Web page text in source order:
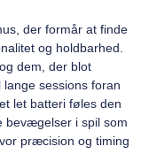
der formår at finde
og holdbarhed.
dem, der blot
sessions foran
let batteri føles den
bevægelser i spil som
præcision og timing